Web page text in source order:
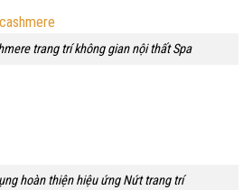
trang trí không gian nội thất Spa
hoàn thiện hiệu ứng Nứt trang trí